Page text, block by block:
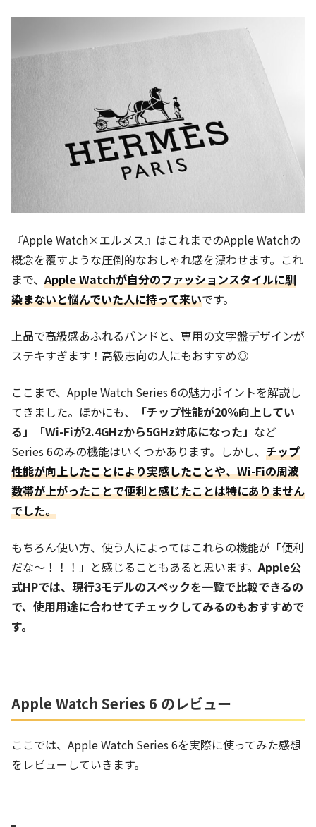
『Apple Watch×エルメス』はこれまでのApple Watchの
概念を覆すような圧倒的なおしゃれ感を漂わせます。これ
まで、 Apple Watchが自分のファッションスタイルに馴
染まないと悩んでいた人に持って来いです。
上品で高級感あふれるバンドと、専用の文字盤デザインが
ステキすぎます！高級志向の人にもおすすめ◎
ここまで、Apple Watch Series 6の魅力ポイントを解説し
てきました。ほかにも、
「チップ性能が20％向上してい
る」「Wi-Fiが2.4GHzから5GHz対応になった」 など
Series 6のみの機能はいくつかあります。しかし、 チップ
性能が向上したことにより実感したことや、Wi-Fiの周波
数帯が上がったことで便利と感じたことは特にありません
でした。
もちろん使い方、使う人によってはこれらの機能が「便利
だな～！！！」と感じることもあると思います。 Apple公
式HPでは、現行3モデルのスペックを一覧で比較できるの
で、使用用途に合わせてチェックしてみるのもおすすめで
す。
Apple Watch Series 6 のレビュー
ここでは、Apple Watch Series 6を実際に使ってみた感想
をレビューしていきます。